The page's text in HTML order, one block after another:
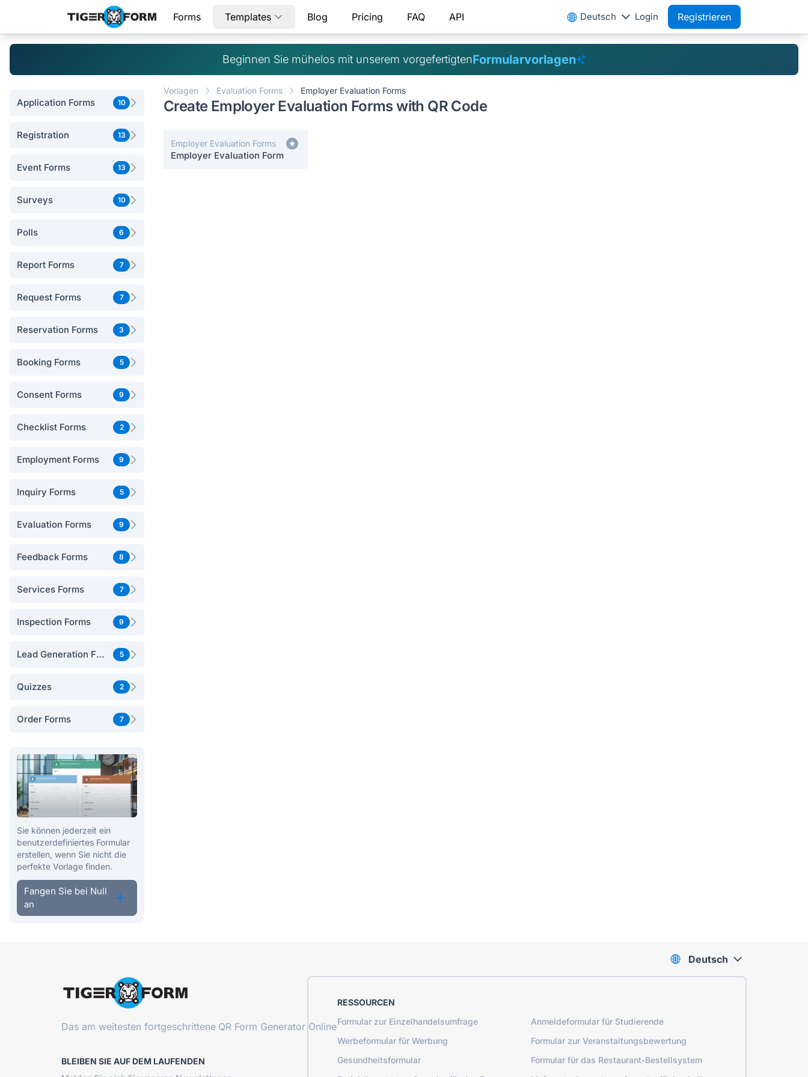
Forms Templates Blog Pricing FAQ API Deutsch Login Registrieren
Beginnen Sie mühelos mit unserem vorgefertigtenFormularvorlagen
Application Forms 10
Registration 13
Event Forms 13
Surveys 10
Polls 6
Report Forms 7
Request Forms 7
Reservation Forms 3
Booking Forms 5
Consent Forms 9
Checklist Forms 2
Employment Forms 9
Inquiry Forms 5
Evaluation Forms 9
Feedback Forms 8
Services Forms 7
Inspection Forms 9
Lead Generation Forms 5
Quizzes 2
Order Forms 7
Sie können jederzeit ein
benutzerdefiniertes Formular
erstellen, wenn Sie nicht die
perfekte Vorlage finden.
Fangen Sie bei Null
an
Vorlagen Evaluation Forms Employer Evaluation Forms
Create Employer Evaluation Forms with QR Code
Employer Evaluation Forms
Employer Evaluation Form
Das am weitesten fortgeschrittene QR Form Generator Online
BLEIBEN SIE AUF DEM LAUFENDEN
RESSOURCEN
Formular zur Einzelhandelsumfrage
Anmeldeformular für Studierende
Werbeformular für Werbung
Formular zur Veranstaltungsbewertung
Gesundheitsformular
Formular für das Restaurant-Bestellsystem
Deutsch